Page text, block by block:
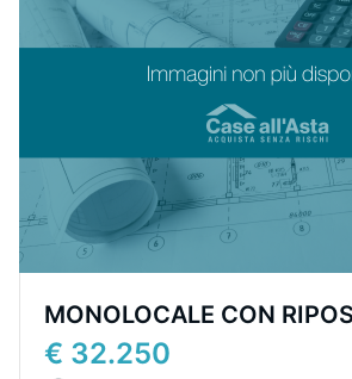
MONOLOCALE CON
€ 32.250